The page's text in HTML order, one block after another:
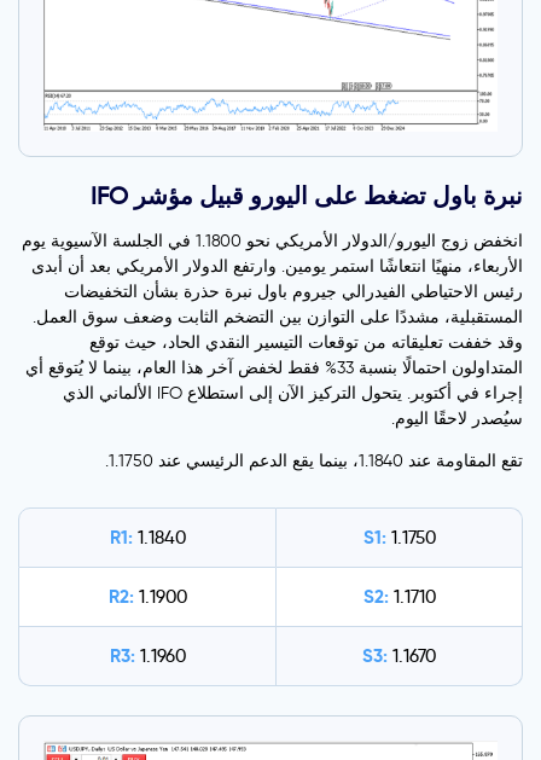
نبرة باول تضغط على اليورو قبيل مؤشر IFO
انخفض زوج اليورو/الدولار الأمريكي نحو 1.1800 في الجلسة الآسيوية يوم
الأربعاء، منهيًا انتعاشًا استمر يومين. وارتفع الدولار الأمريكي بعد أن أبدى
رئيس الاحتياطي الفيدرالي جيروم باول نبرة حذرة بشأن التخفيضات
المستقبلية، مشددًا على التوازن بين التضخم الثابت وضعف سوق العمل.
وقد خففت تعليقاته من توقعات التيسير النقدي الحاد، حيث توقع
المتداولون احتمالًا بنسبة 33% فقط لخفض آخر هذا العام، بينما لا يُتوقع أي
إجراء في أكتوبر. يتحول التركيز الآن إلى استطلاع IFO الألماني الذي
سيُصدر لاحقًا اليوم.
تقع المقاومة عند 1.1840، بينما يقع الدعم الرئيسي عند 1.1750.
R1: 1.1840 S1: 1.1750
R2: 1.1900 S2: 1.1710
R3: 1.1960 S3: 1.1670